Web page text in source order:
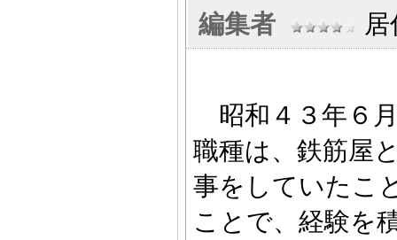
編集者
昭和４３年６
職種は、鉄筋屋
事をしていたこ
ことで、経験を